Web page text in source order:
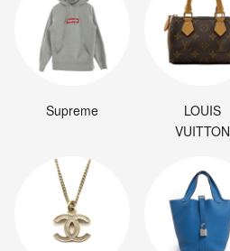
Supreme
LOUIS
VUITTON